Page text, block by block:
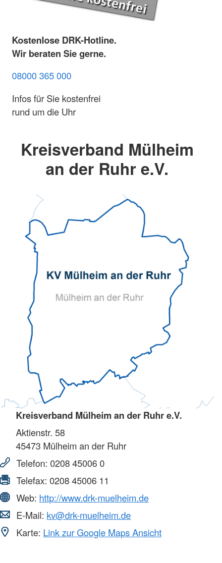
Kostenlose DRK-Hotline.
Wir beraten Sie gerne.
08000 365 000
Infos für Sie kostenfrei
rund um die Uhr
Kreisverband Mülheim
an der Ruhr e.V.
Kreisverband Mülheim an der Ruhr e.V.
Aktienstr. 58
45473 Mülheim an der Ruhr
Telefon: 0208 45006 0
Telefax: 0208 45006 11
Web: http://www.drk-muelheim.de
E-Mail: kv@drk-muelheim.de
Karte: Link zur Google Maps Ansicht